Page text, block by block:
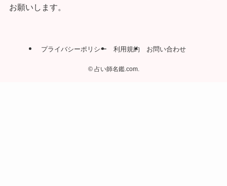
お願いします。
プライバシーポリシー 利用規約 お問い合わせ
©占い師名鑑.com.